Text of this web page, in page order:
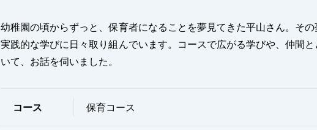
幼稚園の頃からずっと、保育者になることを夢見てきた平山さん。その
実践的な学びに日々取り組んでいます。コースで広がる学びや、仲間
いて、お話を伺いました。
コース 保育コース